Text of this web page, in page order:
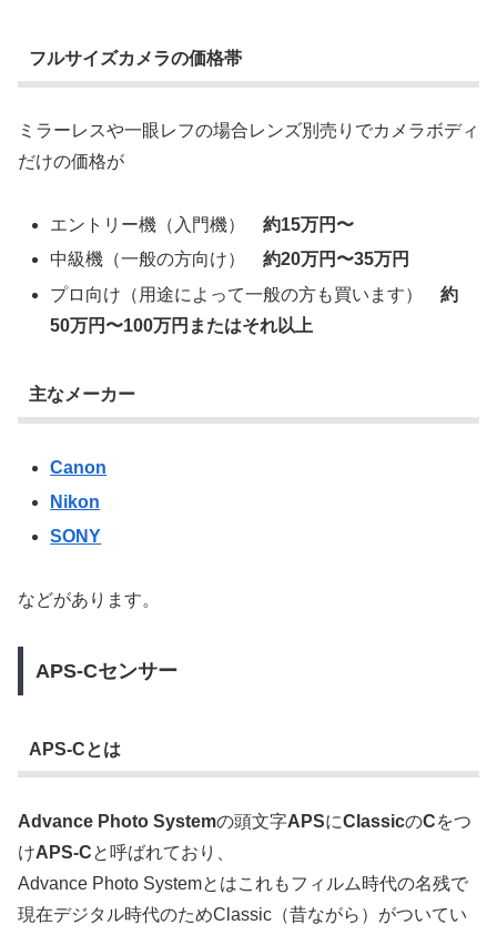
フルサイズカメラの価格帯
ミラーレスや一眼レフの場合レンズ別売りでカメラボディ
だけの価格が
エントリー機（入門機）約15万円〜
中級機（一般の方向け）約20万円〜35万円
プロ向け（用途によって一般の方も買います）約
50万円〜100万円またはそれ以上
主なメーカー
Canon
Nikon
SONY
などがあります。
APS-Cセンサー
APS-Cとは
Advance Photo Systemの頭文字APSにClassicのCをつ
けAPS-Cと呼ばれており、
Advance Photo Systemとはこれもフィルム時代の名残で
現在デジタル時代のためClassic（昔ながら）がついてい